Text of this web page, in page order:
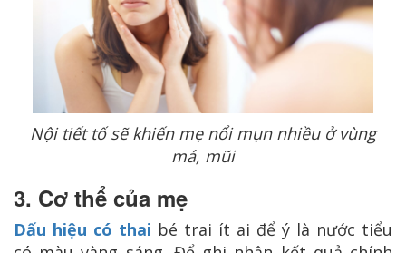
Nội tiết tố sẽ khiến mẹ nổi mụn nhiều ở vùng
má, mũi
3. Cơ thể của mẹ
Dấu hiệu có thai bé trai ít ai để ý là nước tiểu